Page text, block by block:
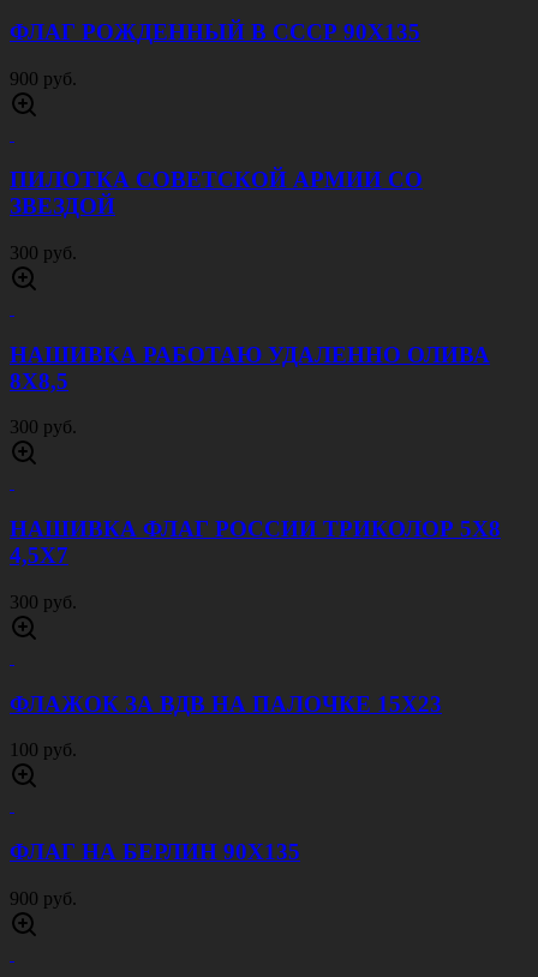
ФЛАГ РОЖДЕННЫЙ В СССР 90Х135
900 руб.
ПИЛОТКА СОВЕТСКОЙ АРМИИ CО
ЗВЕЗДОЙ
300 руб.
НАШИВКА РАБОТАЮ УДАЛЕННО ОЛИВА
8Х8,5
300 руб.
НАШИВКА ФЛАГ РОССИИ ТРИКОЛОР 5Х8
4,5Х7
300 руб.
ФЛАЖОК ЗА ВДВ НА ПАЛОЧКЕ 15Х23
100 руб.
ФЛАГ НА БЕРЛИН 90Х135
900 руб.